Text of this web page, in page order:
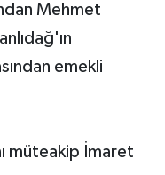
Mehmet
emekli
müteakip İmaret